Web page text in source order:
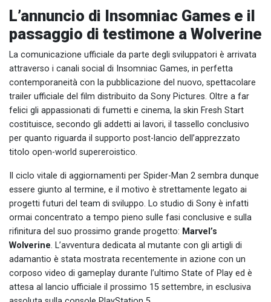
L’annuncio di Insomniac Games e il
passaggio di testimone a Wolverine
La comunicazione ufficiale da parte degli sviluppatori è arrivata
attraverso i canali social di Insomniac Games, in perfetta
contemporaneità con la pubblicazione del nuovo, spettacolare
trailer ufficiale del film distribuito da Sony Pictures. Oltre a far
felici gli appassionati di fumetti e cinema, la skin Fresh Start
costituisce, secondo gli addetti ai lavori, il tassello conclusivo
per quanto riguarda il supporto post-lancio dell’apprezzato
titolo open-world supereroistico.
Il ciclo vitale di aggiornamenti per Spider-Man 2 sembra dunque
essere giunto al termine, e il motivo è strettamente legato ai
progetti futuri del team di sviluppo. Lo studio di Sony è infatti
ormai concentrato a tempo pieno sulle fasi conclusive e sulla
rifinitura del suo prossimo grande progetto: Marvel’s
Wolverine. L’avventura dedicata al mutante con gli artigli di
adamantio è stata mostrata recentemente in azione con un
corposo video di gameplay durante l’ultimo State of Play ed è
attesa al lancio ufficiale il prossimo 15 settembre, in esclusiva